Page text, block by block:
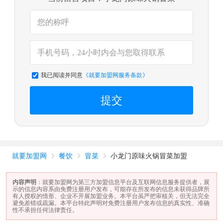
我已阅读并同意《就要加盟网服务条款》
提交
就要加盟网  餐饮  冒菜  小龙门原味火锅冒菜加盟
内容声明 ：就要加盟网为第三方加盟信息平台及互联网信息服务提供者，展
示的信息内容系由免费注册用户发布，可能存在所发布的信息未获得品牌所
有人授权的情形、企业不开展加盟业务。本平台虽严把审核关，但无法完全
避免差错或疏漏。本平台特此声明对免费注册用户发布信息的真实性、准确
性不承担任何法律责任。